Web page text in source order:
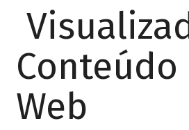
Conteúdo
Web